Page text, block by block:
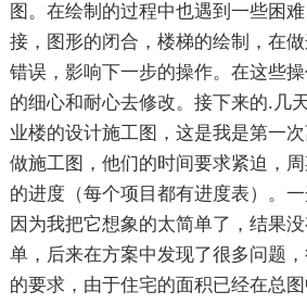
图。在绘制的过程中也遇到一些困
接，图形的闭合，楼梯的绘制，在
错误，影响下一步的操作。在这些
的细心和耐心去修改。接下来的.几
业楼的设计施工图，这是我是第一
做施工图，他们的时间要求紧迫，
的进度（每个项目都有进度表）。
因为我把它想象的太简单了，结果
单，后来在方案中发现了很多问题
的要求，由于住宅的面积已经在总